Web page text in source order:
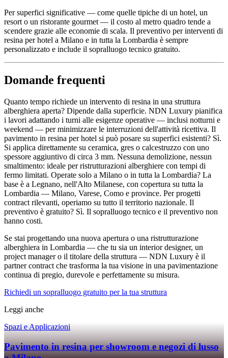
Per superfici significative — come quelle tipiche di un hotel, un
resort o un ristorante gourmet — il costo al metro quadro tende a
scendere grazie alle economie di scala. Il preventivo per interventi di
resina per hotel a Milano e in tutta la Lombardia è sempre
personalizzato e include il sopralluogo tecnico gratuito.
Domande frequenti
Quanto tempo richiede un intervento di resina in una struttura
alberghiera aperta? Dipende dalla superficie. NDN Luxury pianifica
i lavori adattando i turni alle esigenze operative — inclusi notturni e
weekend — per minimizzare le interruzioni dell'attività ricettiva. Il
pavimento in resina per hotel si può posare su superfici esistenti? Sì.
Si applica direttamente su ceramica, gres o calcestruzzo con uno
spessore aggiuntivo di circa 3 mm. Nessuna demolizione, nessun
smaltimento: ideale per ristrutturazioni alberghiere con tempi di
fermo limitati. Operate solo a Milano o in tutta la Lombardia? La
base è a Legnano, nell'Alto Milanese, con copertura su tutta la
Lombardia — Milano, Varese, Como e province. Per progetti
contract rilevanti, operiamo su tutto il territorio nazionale. Il
preventivo è gratuito? Sì. Il sopralluogo tecnico e il preventivo non
hanno costi.
Se stai progettando una nuova apertura o una ristrutturazione
alberghiera in Lombardia — che tu sia un interior designer, un
project manager o il titolare della struttura — NDN Luxury è il
partner contract che trasforma la tua visione in una pavimentazione
continua di pregio, durevole e perfettamente su misura.
Richiedi un sopralluogo gratuito per la tua struttura
Leggi anche
Spazi e Applicazioni
Pavimento in resina per showroom e negozi di lusso